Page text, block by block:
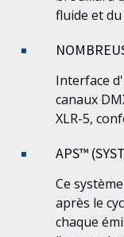
fluide et du
Interface
canaux
XLR-5,
APS™
Ce
après le
chaque